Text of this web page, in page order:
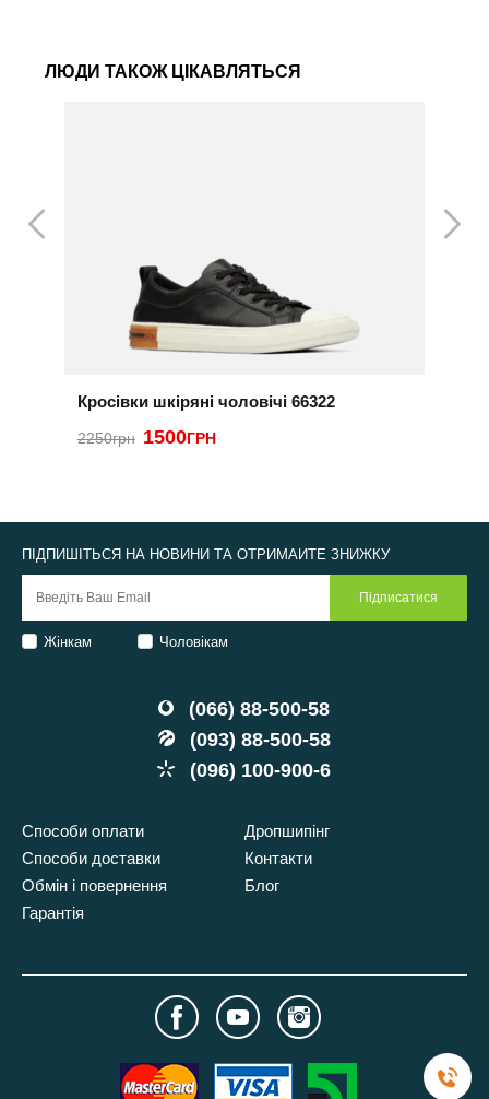
ЛЮДИ ТАКОЖ ЦІКАВЛЯТЬСЯ
Кросівки шкіряні чоловічі 66322
2250грн 1500ГРН
(066) 88-500-58
(093) 88-500-58
(096) 100-900-6
Способи оплати
Способи доставки
Обмін і повернення
Гарантія
Дропшипінг
Контакти
Блог
ПІДПИШІТЬСЯ НА НОВИНИ ТА ОТРИМАЙТЕ ЗНИЖКУ
Жінкам Чоловікам